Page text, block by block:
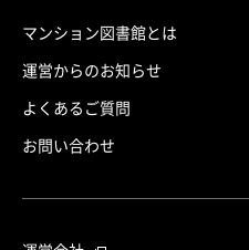
マンション図書館とは
運営からのお知らせ
よくあるご質問
お問い合わせ